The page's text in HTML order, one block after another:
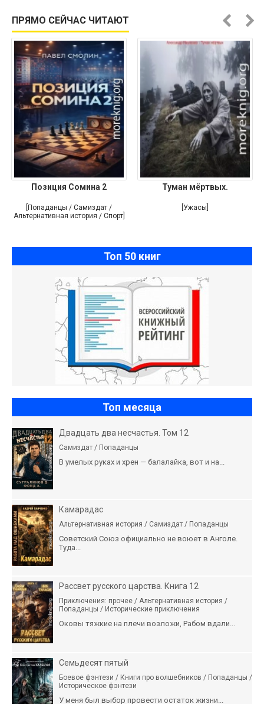
ПРЯМО СЕЙЧАС ЧИТАЮТ
Позиция Сомина 2
[Попаданцы / Самиздат /
Альтернативная история / Спорт]
Туман мёртвых.
[Ужасы]
Топ 50 книг
Топ месяца
Двадцать два несчастья. Том 12
Самиздат / Попаданцы
В умелых руках и хрен — балалайка, вот и на...
Камарадас
Альтернативная история / Самиздат / Попаданцы
Советский Союз официально не воюет в Анголе.
Туда...
Рассвет русского царства. Книга 12
Приключения: прочее / Альтернативная история /
Попаданцы / Исторические приключения
Оковы тяжкие на плечи возложи, Рабом вдали...
Семьдесят пятый
Боевое фэнтези / Книги про волшебников / Попаданцы /
Историческое фэнтези
У меня был выбор провести остаток жизни...